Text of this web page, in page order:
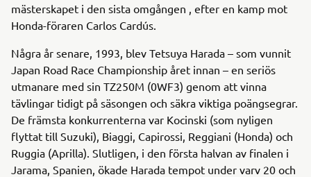
mästerskapet i den sista omgången , efter en kamp mot
Honda-föraren Carlos Cardús.
Några år senare, 1993, blev Tetsuya Harada – som vunnit
Japan Road Race Championship året innan – en seriös
utmanare med sin TZ250M (0WF3) genom att vinna
tävlingar tidigt på säsongen och säkra viktiga poängsegrar.
De främsta konkurrenterna var Kocinski (som nyligen
flyttat till Suzuki), Biaggi, Capirossi, Reggiani (Honda) och
Ruggia (Aprilla). Slutligen, i den första halvan av finalen i
Jarama, Spanien, ökade Harada tempot under varv 20 och